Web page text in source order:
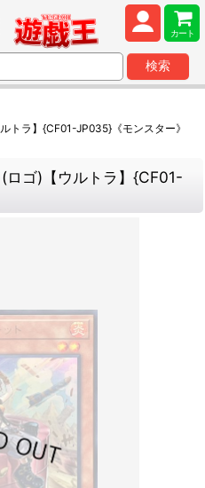
カート
検索
トラ】{CF01-JP035}《モンスター》
ロゴ)【ウルトラ】{CF01-